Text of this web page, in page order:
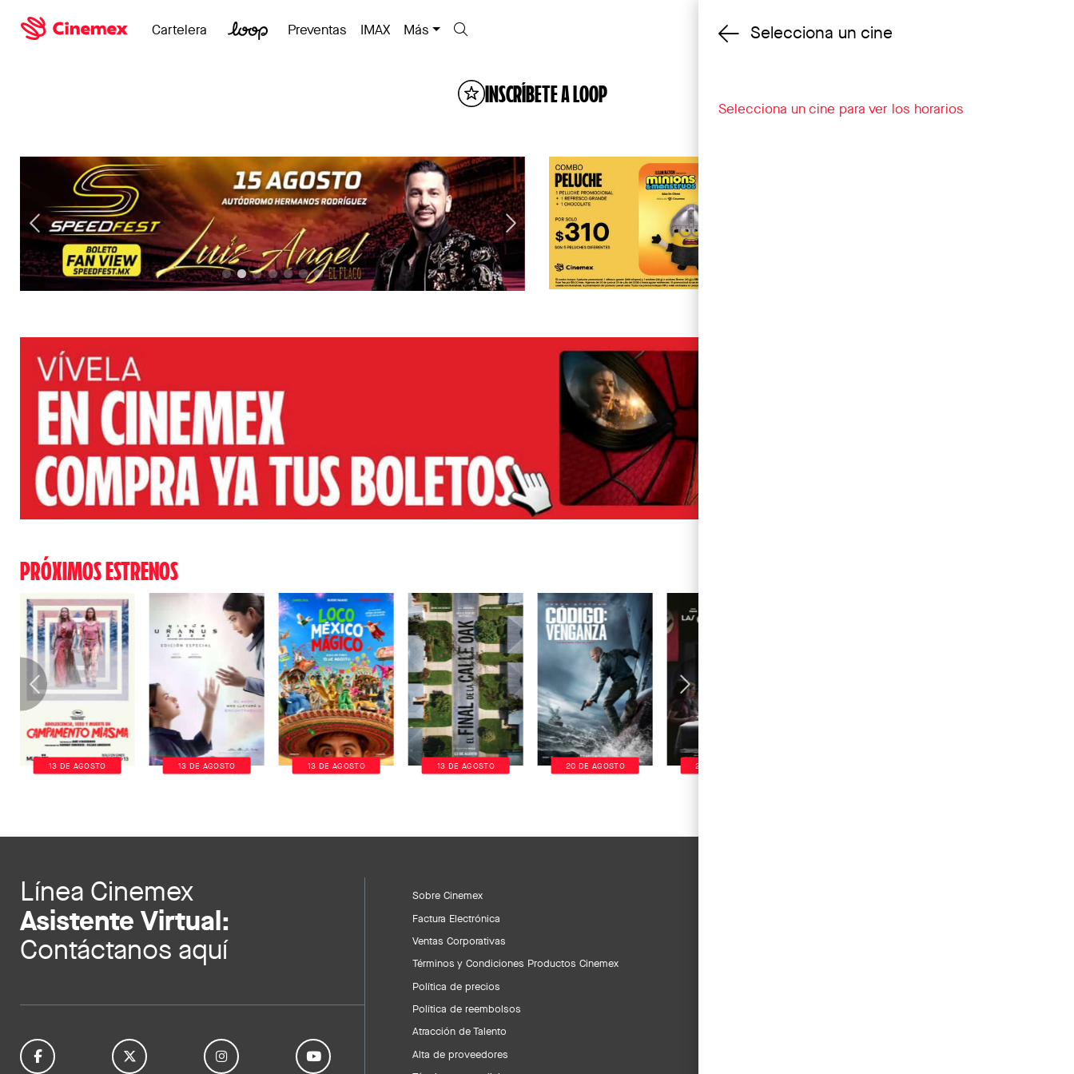
Cambiar cine
Cartelera Preventas IMAX Más
INSCRÍBETE A LOOP
PRÓXIMOS ESTRENOS
13 DE AGOSTO 13 DE AGOSTO 13 DE AGOSTO 13 DE AGOSTO 20 DE AGOSTO 20 DE AGOSTO
Línea Cinemex
Asistente Virtual:
Contáctanos aquí
Sobre Cinemex
Factura Electrónica
Ventas Corporativas
Términos y Condiciones Productos Cinemex
Política de precios
Política de reembolsos
Atracción de Talento
Alta de proveedores
Selecciona un cine
Selecciona un cine para ver los horarios